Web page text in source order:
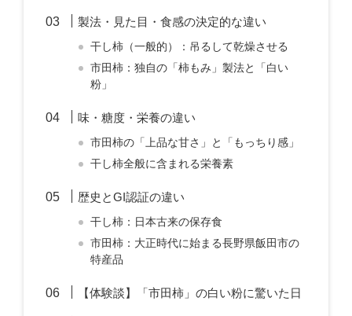
製法・見た目・食感の決定的な違い
干し柿（一般的）：吊るして乾燥させる
市田柿：独自の「柿もみ」製法と「白い
粉」
味・糖度・栄養の違い
市田柿の「上品な甘さ」と「もっちり感」
干し柿全般に含まれる栄養素
歴史とGI認証の違い
干し柿：日本古来の保存食
市田柿：大正時代に始まる長野県飯田市の
特産品
【体験談】「市田柿」の白い粉に驚いた日